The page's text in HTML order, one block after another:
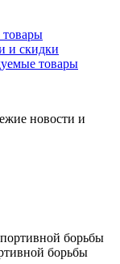
и скидки
товары
новости и
борьбы
борьбы